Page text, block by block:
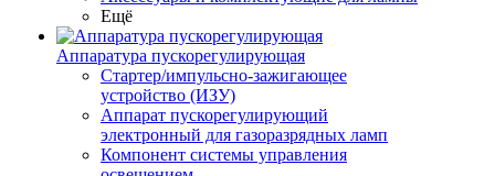
Ещё
Аппаратура пускорегулирующая
Стартер/импульсно-зажигающее
устройство (ИЗУ)
Аппарат пускорегулирующий
электронный для газоразрядных ламп
Компонент системы управления